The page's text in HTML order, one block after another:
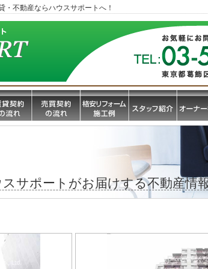
不動産ならハウスサポートへ！
スサポートがお届けする不動産情